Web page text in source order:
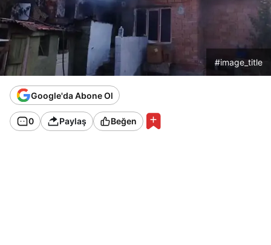
#image_title
Google'da Abone Ol
0 Paylaş Beğen